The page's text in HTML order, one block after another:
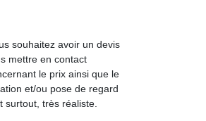
souhaitez avoir un devis
mettre en contact
le prix ainsi que le
et/ou pose de regard
très réaliste.